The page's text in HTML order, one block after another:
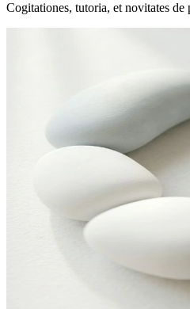
Cogitationes, tutoria, et novitates